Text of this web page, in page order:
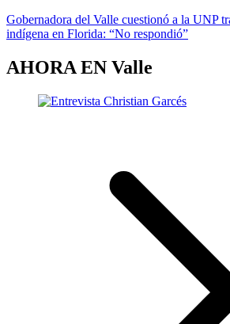
Gobernadora del Valle cuestionó a la UNP
indígena en Florida: “No respondió”
AHORA EN Valle